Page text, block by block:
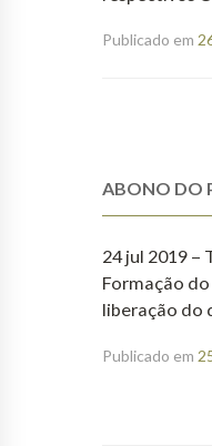
Publicado em
ABONO DO
24 jul 2019 –
Formação
liberação do
Publicado em